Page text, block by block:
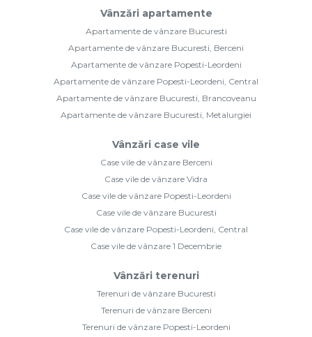
Vânzări apartamente
Apartamente de vânzare Bucuresti
Apartamente de vânzare Bucuresti, Berceni
Apartamente de vânzare Popesti-Leordeni
Apartamente de vânzare Popesti-Leordeni, Central
Apartamente de vânzare Bucuresti, Brancoveanu
Apartamente de vânzare Bucuresti, Metalurgiei
Vânzări case vile
Case vile de vânzare Berceni
Case vile de vânzare Vidra
Case vile de vânzare Popesti-Leordeni
Case vile de vânzare Bucuresti
Case vile de vânzare Popesti-Leordeni, Central
Case vile de vânzare 1 Decembrie
Vânzări terenuri
Terenuri de vânzare Bucuresti
Terenuri de vânzare Berceni
Terenuri de vânzare Popesti-Leordeni